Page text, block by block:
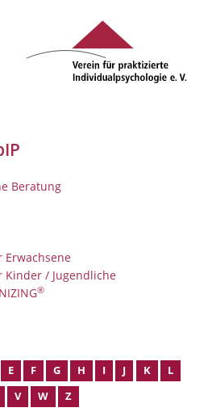
Beratung
/ Jugendliche
®
E F G H I J K
L
V W Z